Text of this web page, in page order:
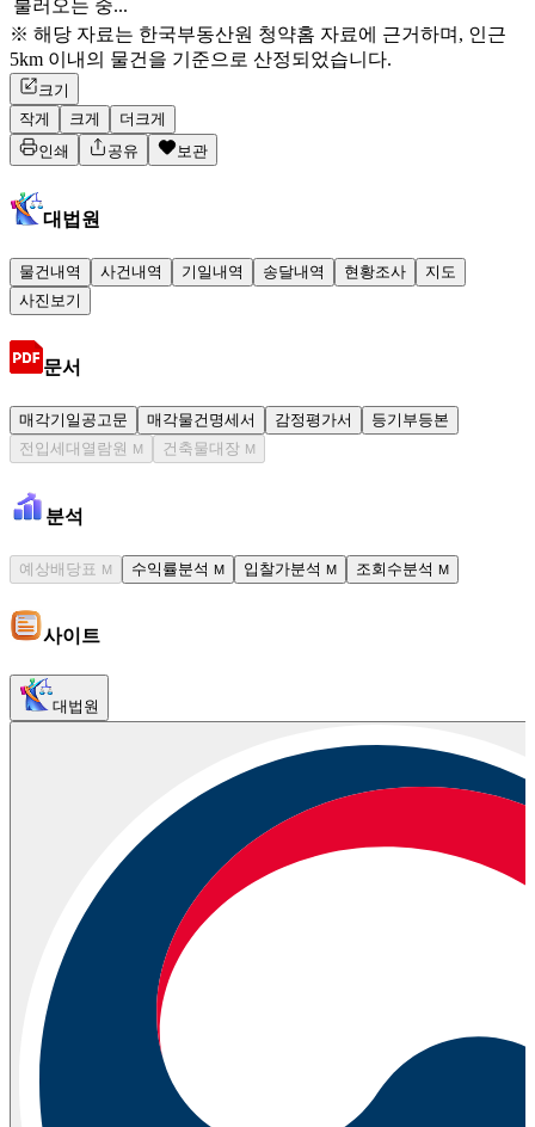
불러오는 중...
※ 해당 자료는 한국부동산원 청약홈 자료에 근거하며, 인근
5km 이내의 물건을 기준으로 산정되었습니다.
크기
작게
크게
더크게
인쇄
공유 보관
대법원
물건내역 사건내역 기일내역 송달내역 현황조사
지도
사진보기
문서
매각기일공고문 매각물건명세서 감정평가서
등기부등본
전입세대열람원
M 건축물대장 M
분석
예상배당표 M 수익률분석 M 입찰가분석 M 조회수분석 M
사이트
대법원